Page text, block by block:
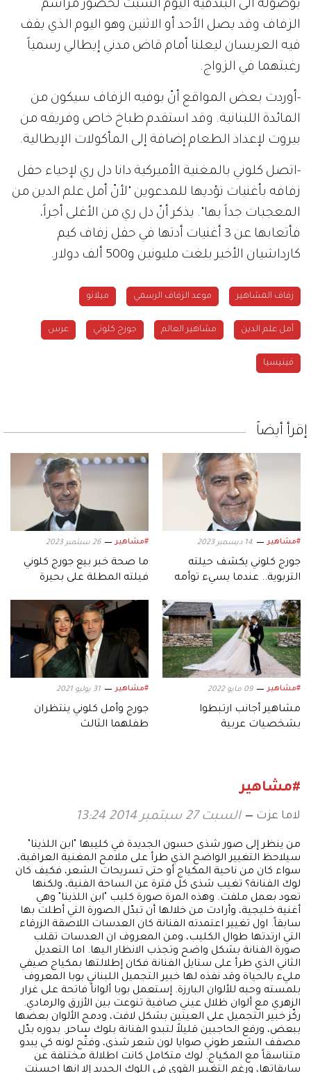
بوصوله الى البندقية اليوم السبت لحضور مراسم
الزفاف وقد يصل الأحد أو الاثنين وهو اليوم الذي يقف
فيه العريسان ليعلنا أمام قاض مدني إيطالي رسمياً
رغبتهما في الزواج.
-أوردت بعض المواقع أنّ بوفيه الزفاف سيكون من
المائدة اللبنانية. وقد استقدم طباخ خاص وفريقه من
بيروت لإعداد الطعام إضافة إلى المأكولات الإيطالية.
-اتصل كلوني بالمغنية الأميركية دانا دل ري لإحياء حفل
زفافه بأغنيات تؤديها للمدعوين "لأنّ أمل علم الدين من
المعجبات جداً بها". يذكر أنّ دل ري من الأغلى أجراً،
فأتعابها عن 3 أغنيات أدتها في حفل زفاف كيم
كارداشيان الأخير بلغت مليونين و500 ألف دولار.
زفاف المشاهير موعد الزفاف الرسمي ميلانو
أمل علم الدين مشاهير العالم جورج كلوني عرس
فينيسيا
إقرأ أيضاً
#مشاهير 14 ديسمبر 2023
جورج كلوني يكشف حيلته
التربوية.. عندما يسيء توأمه
#مشاهير 26 سبتمبر 2023
ما صحة خبر بيع جورج كلوني
فيلته المطلة على بحيرة
#مشاهير 09 مايو 2022
مشاهير أجانب ارتبطوا
بشخصيات عربية
#مشاهير 31 يوليو 2021
جورج وأمل كلوني ينتظران
طفلهما الثالث
#مشاهير
لاما عزت السبت 27 سبتمبر 2014 13:24
من ينظر إلى صور شذى حسون الجديدة في كليبها "ابن اللذينا"
سيلاحظ التغيير الواضح الذي طرأ على ملامح المغنية العراقية،
سواء كان من ناحية المكياج أو حتى تسريحات الشعر، فكيف كان
لوك الفنانة؟ تغيب شذى كل فترة عن الساحة الفنية، ولكنها
تعود بعمل ملفت. وهذه المرة صورة كليب "ابن اللذينا" وهي
أغنية خليجية، وأرادت من خلالها أن تبدّل الصورة التي أطلت بها
سابقاً. اول تغيير اعتمدته الفنانة كان العدسات اللاصقة الزرقاء
التي ارتدتها طوال الكليب، ومن المعروف ان العدسات تقلب
صورة الفنانة بشكل واضح وتجذب الانظار اليها. اما التعديل
الثاني الذي طرأ على ستايل الفنانة فكان إطلالتها بمكياج صيفي
مليء بالحياة وقد نفذه لها خبير التجميل اللبناني بوبا المعروف
بلمسته وحبه للألوان البارزة. إستعمل بوبا ألواناً فاتحة على غرار
الزهري مع ألوان ظلال عيني صافية تنوعت بين الأزرق والرمادي.
ركّز خبير التجميل على العينين بشكل لافت، ودمج الألوان بعضها
ببعض، ورفع الحاجبين قليلاً لتبدو الفنانة بلوك ساحر. بدوره بدّل
مصفف الشعر طوني صوايا لون شعر شذى، وفتّح لونه كي يبدو
متناسقاً مع المكياج. لوك متكامل كانت اطلالة مختلفة عن
سابقاتها، ورغم التغيير القوي في اللوك الجديد إلا انها احسنت